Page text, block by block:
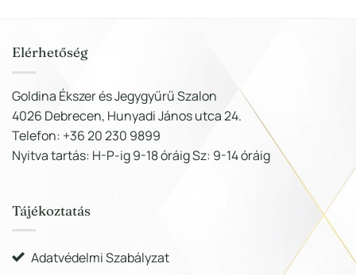
Elérhetőség
Goldina Ékszer és Jegygyűrű Szalon
4026 Debrecen, Hunyadi János utca 24.
Telefon: +36 20 230 9899
Nyitva tartás: H-P-ig 9-18 óráig Sz: 9-14 óráig
Tájékoztatás
Adatvédelmi Szabályzat